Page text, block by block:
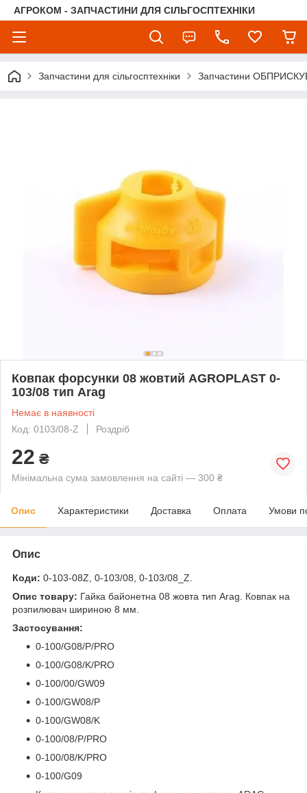
АГРОКОМ - ЗАПЧАСТИНИ ДЛЯ СІЛЬГОСПТЕХНІКИ
Запчастини для сільгосптехніки Запчастини
Ковпак форсунки 08 жовтий AGROPLAST 0-
103/08 тип Arag
Немає в наявності
Код: 0103/08-Z
Роздріб
22 ₴
Мінімальна сума замовлення на сайті — 300 ₴
Опис Характеристики Доставка Оплата Умови
Опис
Коди: 0-103-08Z, 0-103/08, 0-103/08_Z.
Опис товару: Гайка байонетна 08 жовта тип Arag. Ковпак на
розпилювач шириною 8 мм.
Застосування:
0-100/G08/P/PRO
0-100/G08/K/PRO
0-100/00/GW09
0-100/GW08/P
0-100/GW08/K
0-100/08/P/PRO
0-100/08/K/PRO
0-100/G09